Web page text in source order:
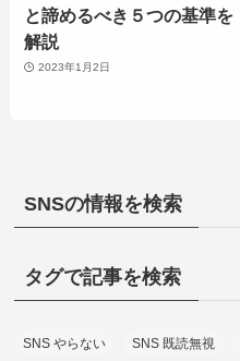
と諦めるべき５つの基準を
解説
2023年1月2日
SNSの情報を検索
タグで記事を検索
SNS やらない SNS 既読無視